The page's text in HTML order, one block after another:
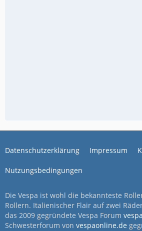
Datenschutzerklärung Impressum
Nutzungsbedingungen
Die Vespa ist wohl die bekannteste
Rollern. Italienischer Flair auf zwei
das 2009 gegründete Vespa Forum
Schwesterforum von vespaonline.de